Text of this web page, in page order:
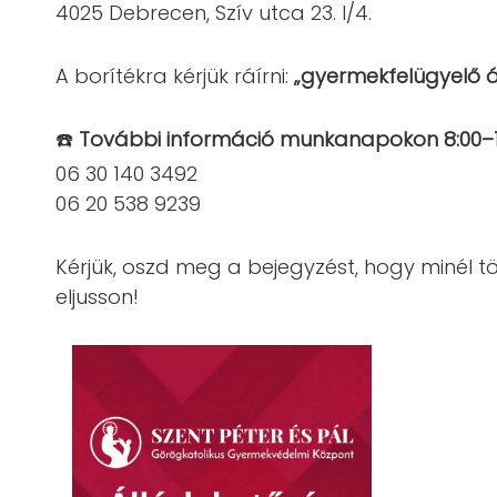
4025 Debrecen, Szív utca 23. I/4.
A borítékra kérjük ráírni: „gyermekfelügyelő
☎️ További információ munkanapokon
06 30 140 3492
06 20 538 9239
Kérjük, oszd meg a bejegyzést, hogy minél
eljusson!